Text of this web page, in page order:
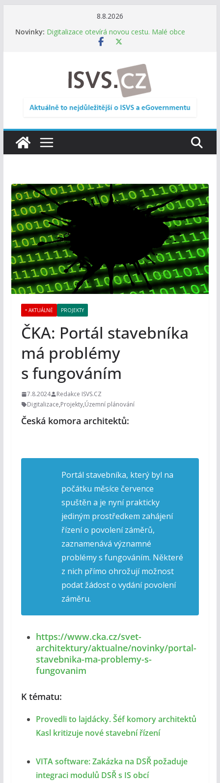
8.8.2026
Novinky: Digitalizace otevírá novou cestu. Malé obce
nemusí zanikat, mohou více spolupracovat
DIA: Informační systém dlouhodobého řízení
(ISDŘ) je od července v plném provozu
RVIS – Výbor pro architekturu a řízení ICT
zveřejnil materiály z nového jednání
Informace o obcích vždy po ruce. SMS ČR spouští
• AKTUÁLNĚ PROJEKTY
ČKA: Portál stavebníka
má problémy
s fungováním
7.8.2024
Redakce ISVS.CZ
Digitalizace,Projekty,Územní plánování
Česká komora architektů:
Portál stavebníka, který byl na
počátku měsíce července
spuštěn a je nyní prakticky
jediným prostředkem zahájení
řízení o povolení záměrů,
zaznamenává významné
problémy s fungováním. Některé
z nich přímo ohrožují možnost
podat žádost o vydání povolení
záměru.
https://www.cka.cz/svet-
architektury/aktualne/novinky/portal-
stavebnika-ma-problemy-s-
fungovanim
K tématu:
Provedli to lajdácky. Šéf komory architektů
Kasl kritizuje nové stavební řízení
VITA software: Zakázka na DSŘ požaduje
integraci modulů DSŘ s IS obcí